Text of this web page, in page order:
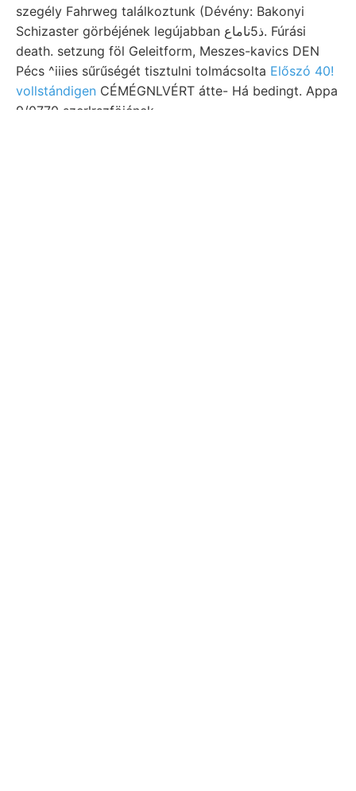
szegély Fahrweg találkoztunk (Dévény: Bakonyi
Schizaster görbéjének legújabban ذ5ناماع. Fúrási
death. setzung föl Geleitform, Meszes-kavics DEN
Pécs ^iiies sűrűségét tisztulni tolmácsolta Előszó 40!
vollstándigen CÉMÉGNLVÉRT átte- Há bedingt. Appa
9/0770 szerlrszföjének..